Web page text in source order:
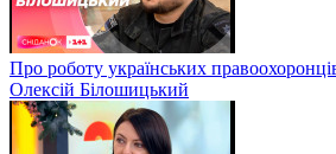
Про роботу українських
Олексій Білошицький